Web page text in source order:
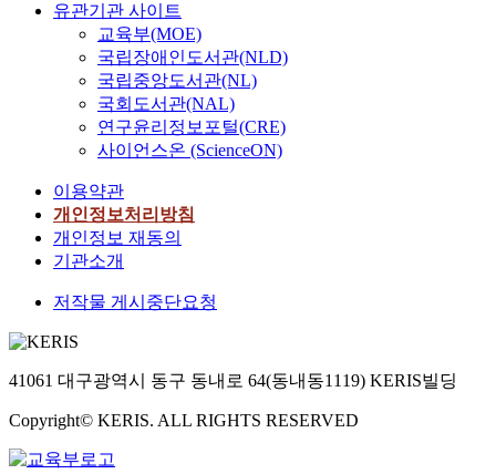
유관기관 사이트
교육부(MOE)
국립장애인도서관(NLD)
국립중앙도서관(NL)
국회도서관(NAL)
연구윤리정보포털(CRE)
사이언스온 (ScienceON)
이용약관
개인정보처리방침
개인정보 재동의
기관소개
저작물 게시중단요청
41061 대구광역시 동구 동내로 64(동내동1119) KERIS빌딩
Copyright© KERIS. ALL RIGHTS RESERVED